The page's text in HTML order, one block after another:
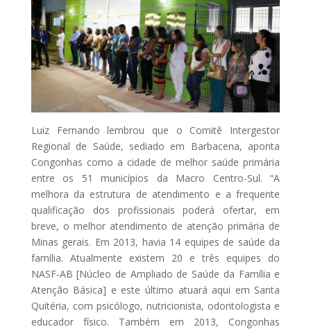
Luiz Fernando lembrou que o Comitê Intergestor
Regional de Saúde, sediado em Barbacena, aponta
Congonhas como a cidade de melhor saúde primária
entre os 51 municípios da Macro Centro-Sul. “A
melhora da estrutura de atendimento e a frequente
qualificação dos profissionais poderá ofertar, em
breve, o melhor atendimento de atenção primária de
Minas gerais. Em 2013, havia 14 equipes de saúde da
família. Atualmente existem 20 e três equipes do
NASF-AB [Núcleo de Ampliado de Saúde da Família e
Atenção Básica] e este último atuará aqui em Santa
Quitéria, com psicólogo, nutricionista, odontologista e
educador físico. Também em 2013, Congonhas